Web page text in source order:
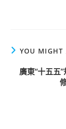
YOU MIGHT
廣東“十五五